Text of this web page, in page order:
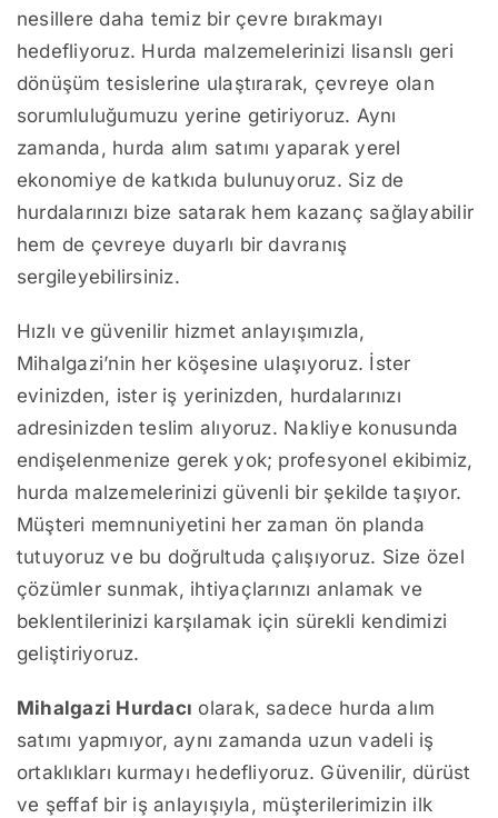
nesillere daha temiz bir çevre bırakmayı
hedefliyoruz. Hurda malzemelerinizi lisanslı geri
dönüşüm tesislerine ulaştırarak, çevreye olan
sorumluluğumuzu yerine getiriyoruz. Aynı
zamanda, hurda alım satımı yaparak yerel
ekonomiye de katkıda bulunuyoruz. Siz de
hurdalarınızı bize satarak hem kazanç sağlayabilir
hem de çevreye duyarlı bir davranış
sergileyebilirsiniz.
Hızlı ve güvenilir hizmet anlayışımızla,
Mihalgazi’nin her köşesine ulaşıyoruz. İster
evinizden, ister iş yerinizden, hurdalarınızı
adresinizden teslim alıyoruz. Nakliye konusunda
endişelenmenize gerek yok; profesyonel ekibimiz,
hurda malzemelerinizi güvenli bir şekilde taşıyor.
Müşteri memnuniyetini her zaman ön planda
tutuyoruz ve bu doğrultuda çalışıyoruz. Size özel
çözümler sunmak, ihtiyaçlarınızı anlamak ve
beklentilerinizi karşılamak için sürekli kendimizi
geliştiriyoruz.
Mihalgazi Hurdacı olarak, sadece hurda alım
satımı yapmıyor, aynı zamanda uzun vadeli iş
ortaklıkları kurmayı hedefliyoruz. Güvenilir, dürüst
ve şeffaf bir iş anlayışıyla, müşterilerimizin ilk